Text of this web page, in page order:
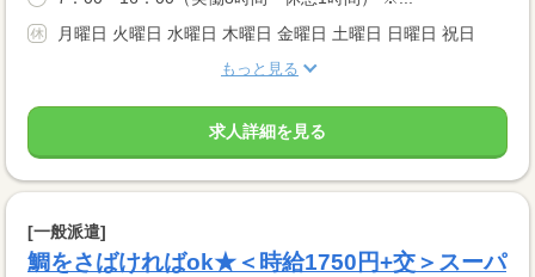
月曜日 火曜日 水曜日 木曜日 金曜日 土曜日 日曜日 祝日
もっと見る
求人詳細を見る
[一般派遣]
鯛をさばければok★＜時給1750円+交＞スーパ